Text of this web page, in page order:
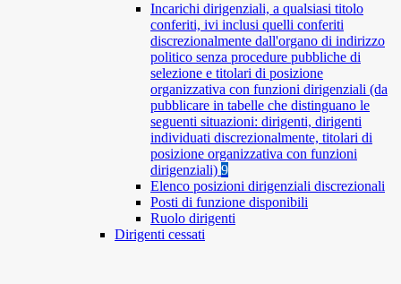
Incarichi dirigenziali, a qualsiasi titolo
conferiti, ivi inclusi quelli conferiti
discrezionalmente dall'organo di indirizzo
politico senza procedure pubbliche di
selezione e titolari di posizione
organizzativa con funzioni dirigenziali (da
pubblicare in tabelle che distinguano le
seguenti situazioni: dirigenti, dirigenti
individuati discrezionalmente, titolari di
posizione organizzativa con funzioni
dirigenziali) 9
Elenco posizioni dirigenziali discrezionali
Posti di funzione disponibili
Ruolo dirigenti
Dirigenti cessati